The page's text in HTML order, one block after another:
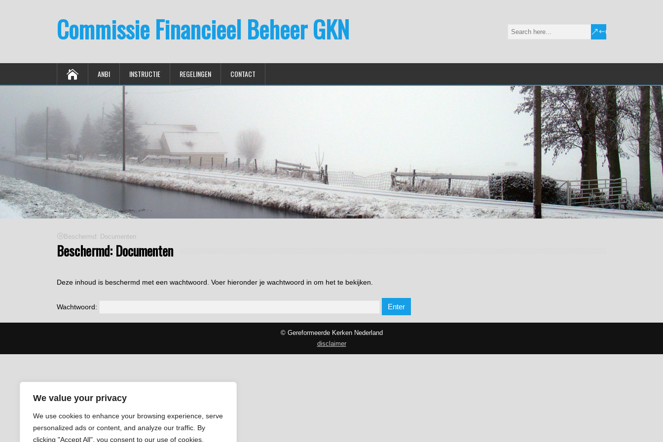
We value your privacy
We use cookies to enhance your browsing experience, serve
personalized ads or content, and analyze our traffic. By
clicking "Accept All", you consent to our use of cookies.
Commissie Financieel Beheer GKN
ANBI INSTRUCTIE REGELINGEN CONTACT
Beschermd: Documenten
Beschermd: Documenten
Deze inhoud is beschermd met een wachtwoord. Voer hieronder je wachtwoord in om het te bekijken.
Wachtwoord:
© Gereformeerde Kerken Nederland
disclaimer